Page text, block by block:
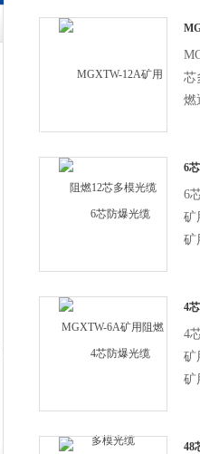
模
芯
燃
其
6
阻
6
矿
矿
用
4
阻
4
矿
矿
用
48